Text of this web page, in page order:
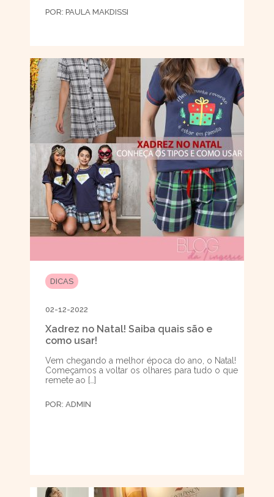
POR: PAULA MAKDISSI
DICAS
02-12-2022
Xadrez no Natal! Saiba quais são e
como usar!
Vem chegando a melhor época do ano, o Natal!
Começamos a voltar os olhares para tudo o que
remete ao […]
POR: ADMIN